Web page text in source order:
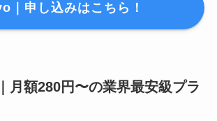
｜申し込みはこちら！
月額280円〜の業界最安級プラ